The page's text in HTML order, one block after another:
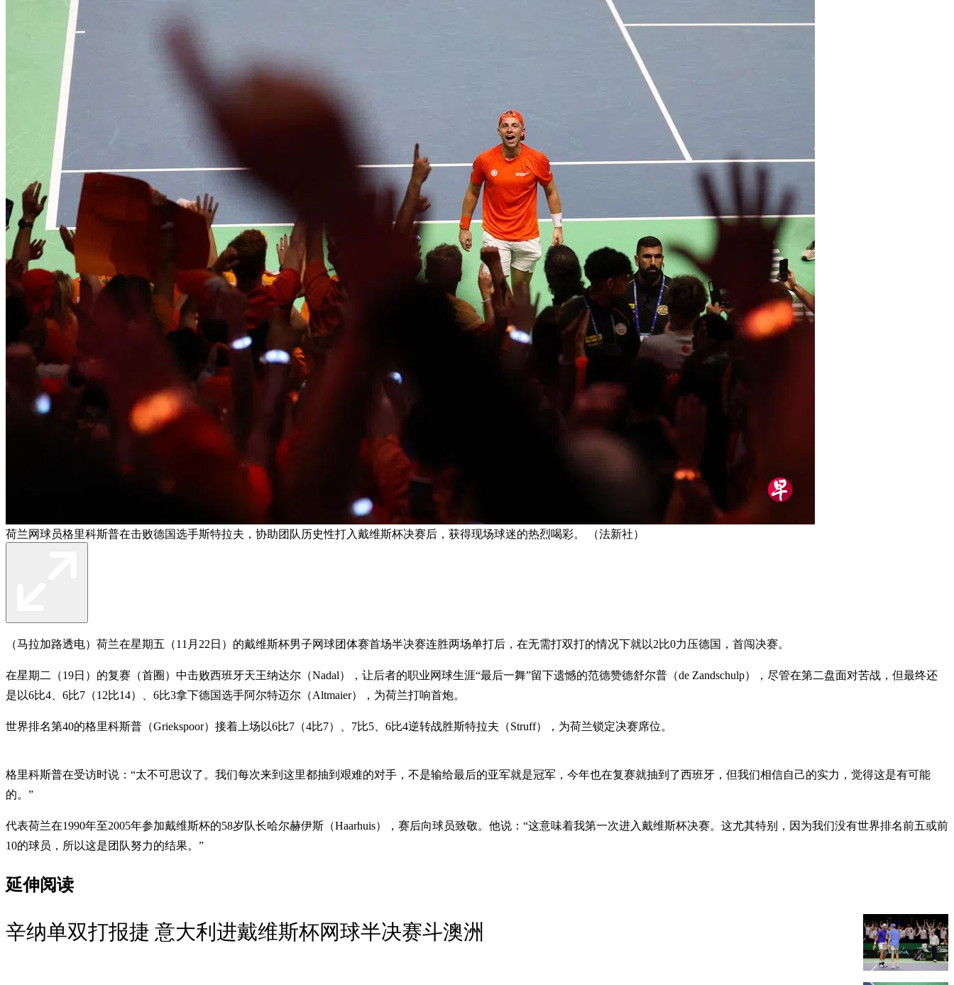
荷兰网球员格里科斯普在击败德国选手斯特拉夫，协助团队历史性打入戴维斯杯决赛后，获得现场球迷的热烈喝彩。 （法新社）
（马拉加路透电）荷兰在星期五（11月22日）的戴维斯杯男子网球团体赛首场半决赛连胜两场单打后，在无需打双打的情况下就以2比0力压德国，首闯决赛。
在星期二（19日）的复赛（首圈）中击败西班牙天王纳达尔（Nadal），让后者的职业网球生涯“最后一舞”留下遗憾的范德赞德舒尔普（de Zandschulp），尽管在第二盘面对苦战，但最终还
是以6比4、6比7（12比14）、6比3拿下德国选手阿尔特迈尔（Altmaier），为荷兰打响首炮。
世界排名第40的格里科斯普（Griekspoor）接着上场以6比7（4比7）、7比5、6比4逆转战胜斯特拉夫（Struff），为荷兰锁定决赛席位。
格里科斯普在受访时说：“太不可思议了。我们每次来到这里都抽到艰难的对手，不是输给最后的亚军就是冠军，今年也在复赛就抽到了西班牙，但我们相信自己的实力，觉得这是有可能
的。”
代表荷兰在1990年至2005年参加戴维斯杯的58岁队长哈尔赫伊斯（Haarhuis），赛后向球员致敬。他说：“这意味着我第一次进入戴维斯杯决赛。这尤其特别，因为我们没有世界排名前五或前
10的球员，所以这是团队努力的结果。”
延伸阅读
辛纳单双打报捷 意大利进戴维斯杯网球半决赛斗澳洲